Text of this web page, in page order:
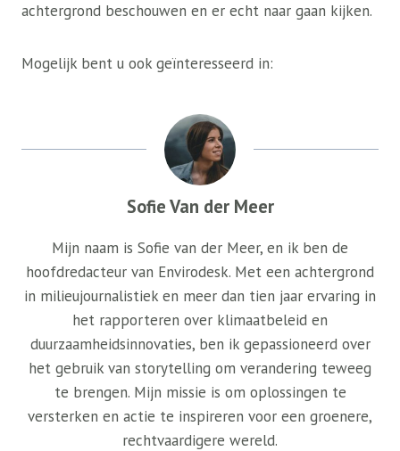
achtergrond beschouwen en er echt naar gaan kijken.
Mogelijk bent u ook geïnteresseerd in:
Sofie Van der Meer
Mijn naam is Sofie van der Meer, en ik ben de
hoofdredacteur van Envirodesk. Met een achtergrond
in milieujournalistiek en meer dan tien jaar ervaring in
het rapporteren over klimaatbeleid en
duurzaamheidsinnovaties, ben ik gepassioneerd over
het gebruik van storytelling om verandering teweeg
te brengen. Mijn missie is om oplossingen te
versterken en actie te inspireren voor een groenere,
rechtvaardigere wereld.